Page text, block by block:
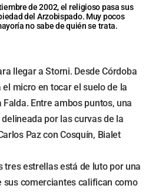
de 2002, el religioso pasa sus
del Arzobispado. Muy pocos
no sabe de quién se trata.
llegar a Storni. Desde Córdoba
micro en tocar el suelo de la
Entre ambos puntos, una
por las curvas de la
Paz con Cosquín, Bialet
tres estrellas está de luto por una
comerciantes califican como